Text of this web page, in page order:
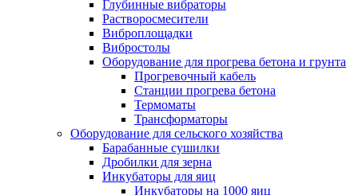
Глубинные вибраторы
Растворосмесители
Виброплощадки
Вибростолы
Оборудование для прогрева бетона и грунта
Прогревочный кабель
Станции прогрева бетона
Термоматы
Трансформаторы
Оборудование для сельского хозяйства
Барабанные сушилки
Дробилки для зерна
Инкубаторы для яиц
Инкубаторы на 1000 яиц